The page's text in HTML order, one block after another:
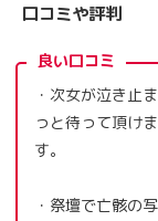
口コミや評判
良い口コミ
・次女が泣き止
っと待って頂け
す。
・祭壇で亡骸の